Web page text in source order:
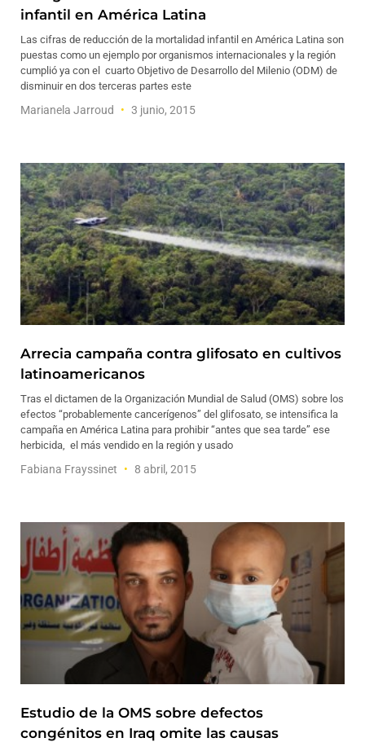
infantil en América Latina
Las cifras de reducción de la mortalidad infantil en América Latina son
puestas como un ejemplo por organismos internacionales y la región
cumplió ya con el cuarto Objetivo de Desarrollo del Milenio (ODM) de
disminuir en dos terceras partes este
Marianela Jarroud 3 junio, 2015
Arrecia campaña contra glifosato en cultivos
latinoamericanos
Tras el dictamen de la Organización Mundial de Salud (OMS) sobre los
efectos “probablemente cancerígenos” del glifosato, se intensifica la
campaña en América Latina para prohibir “antes que sea tarde” ese
herbicida, el más vendido en la región y usado
Fabiana Frayssinet 8 abril, 2015
Estudio de la OMS sobre defectos
congénitos en Iraq omite las causas